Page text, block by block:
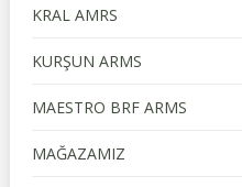
KRAL AMRS
KURŞUN ARMS
MAESTRO BRF ARMS
MAĞAZAMIZ